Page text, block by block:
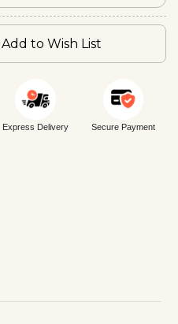
Add to Wish List
Express Delivery Secure Payment